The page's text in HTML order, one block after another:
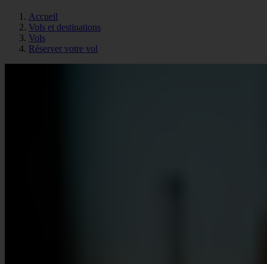
Accueil
Vols et destinations
Vols
Réserver votre vol